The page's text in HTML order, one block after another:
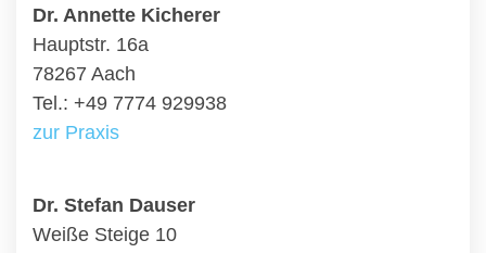
Dr. Annette Kicherer
Hauptstr. 16a
78267 Aach
Tel.: +49 7774 929938
zur Praxis
Dr. Stefan Dauser
Weiße Steige 10